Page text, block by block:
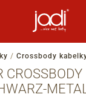
/ Crossbody